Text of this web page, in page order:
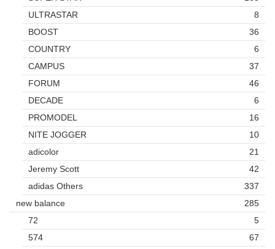
ULTRASTAR
8
BOOST
36
COUNTRY
6
CAMPUS
37
FORUM
46
DECADE
6
PROMODEL
16
NITE JOGGER
10
adicolor
21
Jeremy Scott
42
adidas Others
337
new balance
285
72
5
574
67